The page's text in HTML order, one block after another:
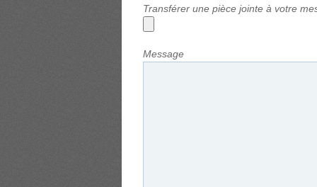
Transférer une pièce jointe à votre
Message